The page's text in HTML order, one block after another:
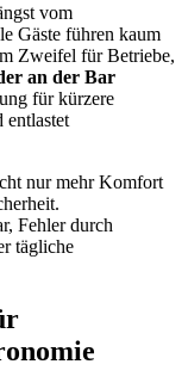
vom
Gäste führen kaum
Zweifel für Betriebe,
an der Bar
für kürzere
entlastet
nur mehr Komfort
Fehler durch
tägliche